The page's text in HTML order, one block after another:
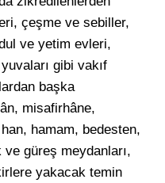
çeşme ve sebiller,
ve yetim evleri,
gibi vakıf
başka
misafirhâne,
hamam, bedesten,
güreş meydanları,
yakacak temin